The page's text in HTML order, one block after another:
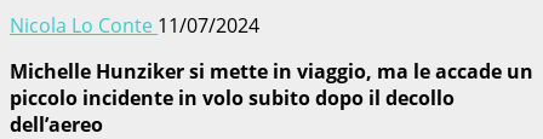
Nicola Lo Conte 11/07/2024
Michelle Hunziker si mette in viaggio, ma le accade un
piccolo incidente in volo subito dopo il decollo
dell’aereo